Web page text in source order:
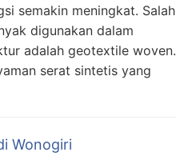
semakin meningkat. Salah
digunakan dalam
adalah geotextile woven.
serat sintetis yang
Wonogiri